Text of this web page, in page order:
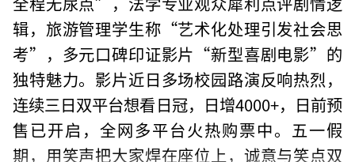
辑，旅游管理学生称“艺术化处理引发社会思
考”，多元口碑印证影片“新型喜剧电影”的
独特魅力。影片近日多场校园路演反响热烈，
连续三日双平台想看日冠，日增4000+，日前预
售已开启，全网多平台火热购票中。五一假
期，用笑声把大家焊在座位上，诚意与笑点双